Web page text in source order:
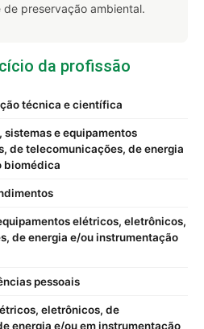
preservação ambiental.
da profissão
técnica e científica
e equipamentos
de telecomunicações, de energia
biomédica
elétricos, eletrônicos,
de energia e/ou instrumentação
pessoais
eletrônicos, de
energia e/ou em instrumentação